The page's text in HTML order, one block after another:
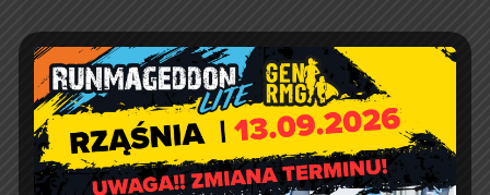
Godziny otwarcia Urzędu:
pon.: 9:00 – 17:00
wt. – pt.: 7:30 – 15:30